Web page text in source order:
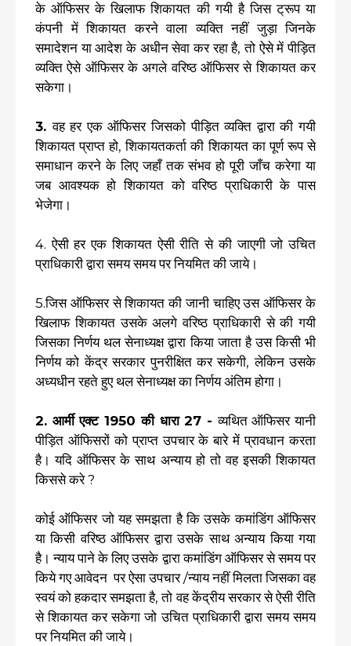
के ऑफिसर के खिलाफ शिकायत की गयी है जिस ट्रूप या
कंपनी में शिकायत करने वाला व्यक्ति नहीं जुड़ा जिनके
समादेशन या आदेश के अधीन सेवा कर रहा है, तो ऐसे में पीड़ित
व्यक्ति ऐसे ऑफिसर के अगले वरिष्ठ ऑफिसर से शिकायत कर
सकेगा।
3.वह हर एक ऑफिसर जिसको पीड़ित व्यक्ति द्वारा की गयी
शिकायत प्राप्त हो, शिकायतकर्ता की शिकायत का पूर्ण रूप से
समाधान करने के लिए जहाँ तक संभव हो पूरी जाँच करेगा या
जब आवश्यक हो शिकायत को वरिष्ठ प्राधिकारी के पास
भेजेगा।
4. ऐसी हर एक शिकायत ऐसी रीति से की जाएगी जो उचित
प्राधिकारी द्वारा समय समय पर नियमित की जाये।
5.जिस ऑफिसर से शिकायत की जानी चाहिए उस ऑफिसर के
खिलाफ शिकायत उसके अलगे वरिष्ठ प्राधिकारी से की गयी
जिसका निर्णय थल सेनाध्यक्ष द्वारा किया जाता है उस किसी भी
निर्णय को केंद्र सरकार पुनरीक्षित कर सकेगी, लेकिन उसके
अध्यधीन रहते हुए थल सेनाध्यक्ष का निर्णय अंतिम होगा।
2. आर्मी एक्ट 1950 की धारा 27 -व्यथित ऑफिसर यानी
पीड़ित ऑफिसरों को प्राप्त उपचार के बारे में प्रावधान करता
है। यदि ऑफिसर के साथ अन्याय हो तो वह इसकी शिकायत
किससे करे ?
कोई ऑफिसर जो यह समझता है कि उसके कमांडिंग ऑफिसर
या किसी वरिष्ठ ऑफिसर द्वारा उसके साथ अन्याय किया गया
है। न्याय पाने के लिए उसके द्वारा कमांडिंग ऑफिसर से समय पर
किये गए आवेदन पर ऐसा उपचार /न्याय नहीं मिलता जिसका वह
स्वयं को हकदार समझता है, तो वह केंद्रीय सरकार से ऐसी रीति
से शिकायत कर सकेगा जो उचित प्राधिकारी द्वारा समय समय
पर नियमित की जाये।